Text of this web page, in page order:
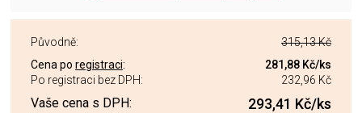
Původně:
315,13 Kč
Cena po registraci: 281,88 Kč/ks
Po registraci bez DPH:
232,96 Kč
Vaše cena s DPH: 293,41 Kč/ks